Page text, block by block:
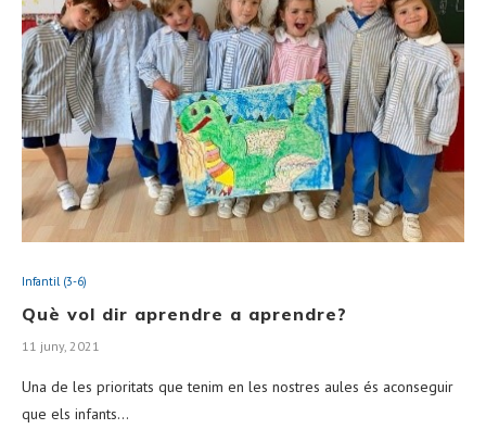
Infantil (3-6)
Què vol dir aprendre a aprendre?
11 juny, 2021
Una de les prioritats que tenim en les nostres aules és aconseguir
que els infants…